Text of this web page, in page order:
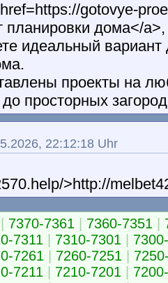
gotovye-
планировки дома</
идеальный вариант
проекты на
просторных
22:12:18 Uhr
>http://
7370-7361 7360-7351
7311 7310-7301
7261 7260-7251
7211 7210-7201